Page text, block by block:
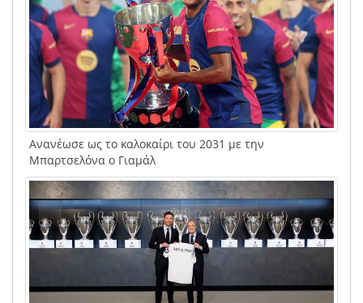
Ανανέωσε ως το καλοκαίρι του 2031 με την
Μπαρτσελόνα ο Γιαμάλ